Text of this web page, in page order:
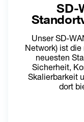
SD-
Unser SD-
Network) ist
neuesten
Sicherheit,
Skalierbarkeit
dort